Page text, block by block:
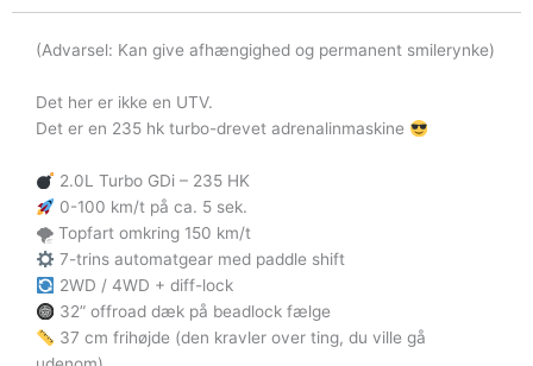
(Advarsel: Kan give afhængighed og permanent smilerynke)
Det her er ikke en UTV.
Det er en 235 hk turbo-drevet adrenalinmaskine
2.0L Turbo GDi – 235 HK
0-100 km/t på ca. 5 sek.
🌪 Topfart omkring 150 km/t
7-trins automatgear med paddle shift
2WD / 4WD + diff-lock
32” offroad dæk på beadlock fælge
37 cm frihøjde (den kravler over ting, du ville gå